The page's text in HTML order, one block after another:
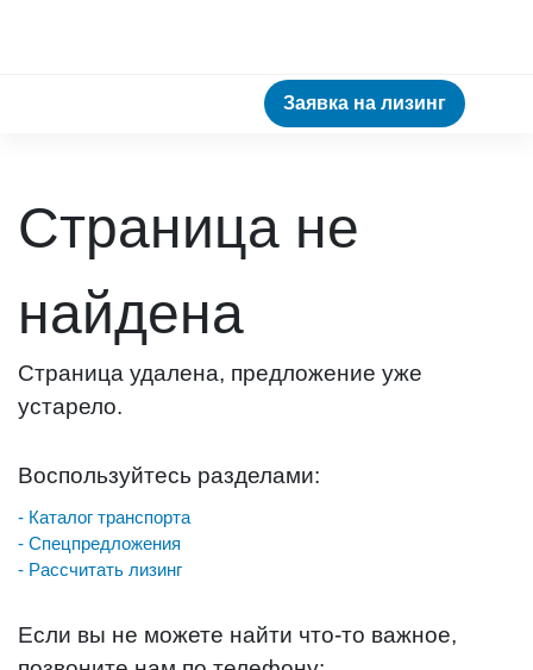
Заявка на лизинг
Страница не
найдена
Страница удалена, предложение уже
устарело.
Воспользуйтесь разделами:
- Каталог транспорта
- Спецпредложения
- Рассчитать лизинг
Если вы не можете найти что-то важное,